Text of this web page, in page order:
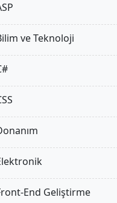
ve Teknoloji
End Geliştirme